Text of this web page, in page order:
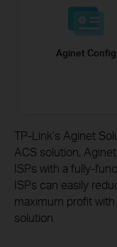
Aginet Config
TP-Link’s Aginet
ACS solution,
ISPs with a fully-
ISPs can easily
maximum profit
solution.